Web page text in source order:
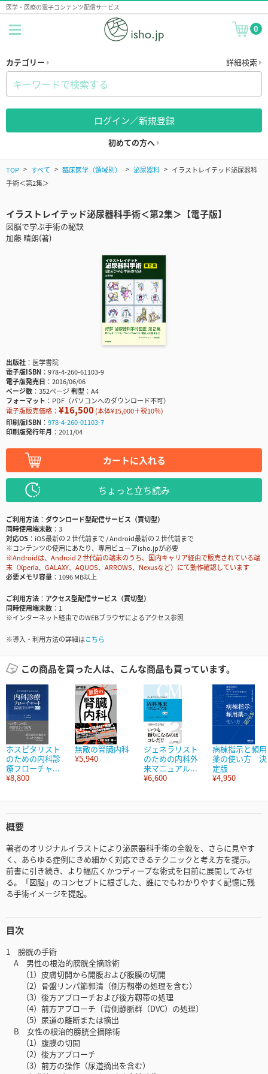
医学・医療の電子コンテンツ配信サービス
0
カテゴリー 詳細検索
ログイン／新規登録
初めての方へ
TOP すべて 臨床医学（領域別） 泌尿器科
イラストレイテッド泌尿器科
手術＜第2集＞
イラストレイテッド泌尿器科手術＜第2集＞【電子版】
図脳で学ぶ手術の秘訣
加藤 晴朗(著)
出版社
医学書院
電子版ISBN
978-4-260-61103-9
電子版発売日
2016/06/06
ページ数
352ページ判型
A4
フォーマット
PDF（パソコンへのダウンロード不可）
電子版販売価格： ¥16,500(本体¥15,000＋税10％)
印刷版ISBN
978-4-260-01103-7
印刷版発行年月
2011/04
カートに入れる
ちょっと立ち読み
ご利用方法
ダウンロード型配信サービス（買切型）
同時使用端末数
3
対応OS
iOS最新の２世代前まで / Android最新の２世代前まで
※コンテンツの使用にあたり、専用ビューアisho.jpが必要
※Androidは、Android２世代前の端末のうち、国内キャリア経由で販売されている端
末（Xperia、GALAXY、AQUOS、ARROWS、Nexusなど）にて動作確認しています
必要メモリ容量
1096 MB以上
ご利用方法
アクセス型配信サービス（買切型）
同時使用端末数
1
※インターネット経由でのWEBブラウザによるアクセス参照
※導入・利用方法の詳細はこちら
この商品を買った人は、こんな商品も買っています。
ホスピタリスト
のための内科診
療フローチャ...
¥8,800
無敵の腎臓内科
¥5,940
ジェネラリスト
のための内科外
来マニュアル...
¥6,600
病棟指示と頻用
薬の使い方 決
定版
¥4,950
概要
著者のオリジナルイラストにより泌尿器科手術の全貌を、さらに見やす
く、あらゆる症例にきめ細かく対応できるテクニックと考え方を提示。
前書に引き続き、より幅広くかつディープな術式を目前に展開してみせ
る。「図脳」のコンセプトに根ざした、誰にでもわかりやすく記憶に残
る手術イメージを提起。
目次
1 膀胱の手術
A 男性の根治的膀胱全摘除術
（1）皮膚切開から開腹および腹膜の切開
（2）骨盤リンパ節郭清（側方靱帯の処理を含む）
（3）後方アプローチおよび後方靱帯の処理
（4）前方アプローチ〔背側静脈群（DVC）の処理〕
（5）尿道の離断または摘出
B 女性の根治的膀胱全摘除術
（1）腹膜の切開
（2）後方アプローチ
（3）前方の操作（尿道摘出を含む）